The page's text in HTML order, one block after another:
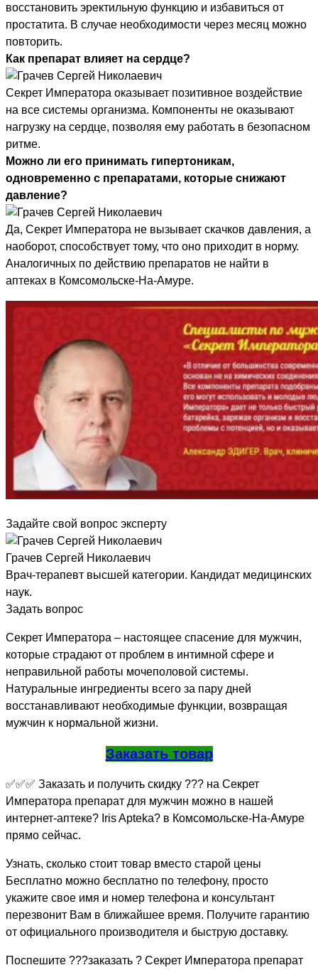
восстановить эректильную функцию и избавиться от
простатита. В случае необходимости через месяц можно
повторить.
Как препарат влияет на сердце?
Секрет Императора оказывает позитивное воздействие
на все системы организма. Компоненты не оказывают
нагрузку на сердце, позволяя ему работать в безопасном
ритме.
Можно ли его принимать гипертоникам,
одновременно с препаратами, которые снижают
давление?
Да, Секрет Императора не вызывает скачков давления, а
наоборот, способствует тому, что оно приходит в норму.
Аналогичных по действию препаратов не найти в
аптеках в Комсомольске-На-Амуре.
Задайте свой вопрос эксперту
Грачев Сергей Николаевич
Врач-терапевт высшей категории. Кандидат медицинских
наук.
Задать вопрос
Секрет Императора – настоящее спасение для мужчин,
которые страдают от проблем в интимной сфере и
неправильной работы мочеполовой системы.
Натуральные ингредиенты всего за пару дней
восстанавливают необходимые функции, возвращая
мужчин к нормальной жизни.
Заказать товар
✅✅✅ Заказать и получить скидку ??? на Секрет
Императора препарат для мужчин можно в нашей
интернет-аптеке? Iris Apteka? в Комсомольске-На-Амуре
прямо сейчас.
Узнать, сколько стоит товар вместо старой цены
Бесплатно можно бесплатно по телефону, просто
укажите свое имя и номер телефона и консультант
перезвонит Вам в ближайшее время. Получите гарантию
от официального производителя и быструю доставку.
Поспешите ???заказать ? Секрет Императора препарат